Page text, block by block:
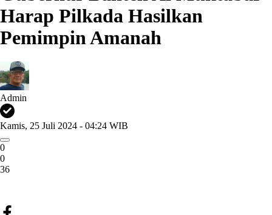
Harap Pilkada Hasilkan
Pemimpin Amanah
Admin
Kamis, 25 Juli 2024 - 04:24 WIB
0
0
36